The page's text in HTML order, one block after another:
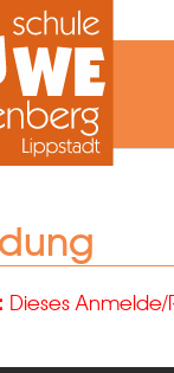
Dieses Anmelde/